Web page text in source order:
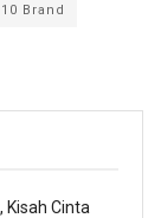
Brand
Kisah Cinta